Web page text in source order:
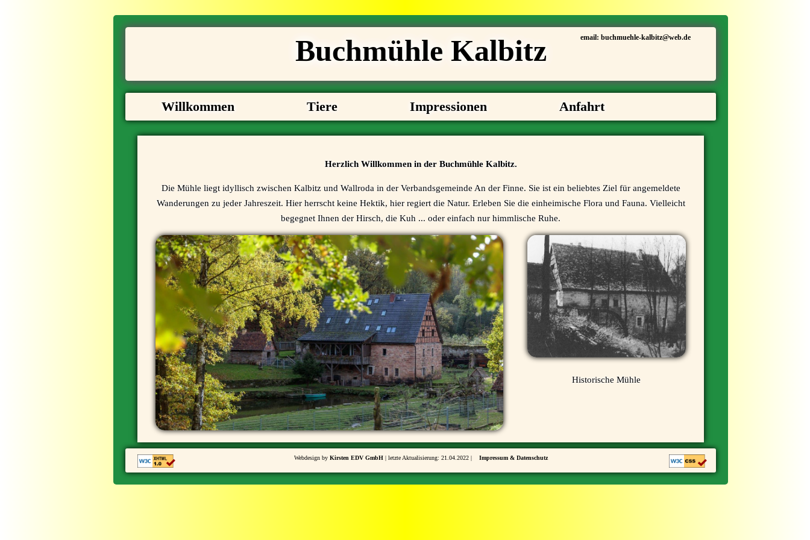
Buchmühle Kalbitz email: buchmuehle-kalbitz@web.de
Willkommen Tiere Impressionen Anfahrt
Herzlich Willkommen in der Buchmühle Kalbitz.
Die Mühle liegt idyllisch zwischen Kalbitz und Wallroda in der Verbandsgemeinde An der Finne. Sie ist ein beliebtes Ziel für angemeldete
Wanderungen zu jeder Jahreszeit. Hier herrscht keine Hektik, hier regiert die Natur. Erleben Sie die einheimische Flora und Fauna. Vielleicht
begegnet Ihnen der Hirsch, die Kuh ... oder einfach nur himmlische Ruhe.
Historische Mühle
Webdesign by Kirsten EDV GmbH| letzte Aktualisierung: 21.04.2022 | Impressum & Datenschutz